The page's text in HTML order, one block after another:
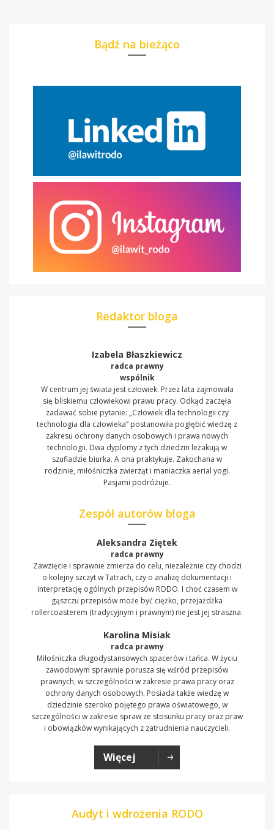
Bądź na bieżąco
Redaktor bloga
Izabela Błaszkiewicz
radca prawny
wspólnik
W centrum jej świata jest człowiek. Przez lata zajmowała
się bliskiemu człowiekowi prawu pracy. Odkąd zaczęła
zadawać sobie pytanie: „Człowiek dla technologii czy
technologia dla człowieka” postanowiła pogłębić wiedzę z
zakresu ochrony danych osobowych i prawa nowych
technologii. Dwa dyplomy z tych dziedzin leżakują w
szufladzie biurka. A ona praktykuje. Zakochana w
rodzinie, miłośniczka zwierząt i maniaczka aerial yogi.
Pasjami podróżuje.
Zespół autorów bloga
Aleksandra Ziętek
radca prawny
Zawzięcie i sprawnie zmierza do celu, niezależnie czy chodzi
o kolejny szczyt w Tatrach, czy o analizę dokumentacji i
interpretację ogólnych przepisów RODO. I choć czasem w
gąszczu przepisów może być ciężko, przejażdżka
rollercoasterem (tradycyjnym i prawnym) nie jest jej straszna.
Karolina Misiak
radca prawny
Miłośniczka długodystansowych spacerów i tańca. W życiu
zawodowym sprawnie porusza się wśród przepisów
prawnych, w szczególności w zakresie prawa pracy oraz
ochrony danych osobowych. Posiada także wiedzę w
dziedzinie szeroko pojętego prawa oświatowego, w
szczególności w zakresie spraw ze stosunku pracy oraz praw
i obowiązków wynikających z zatrudnienia nauczycieli.
Więcej
Audyt i wdrożenia RODO